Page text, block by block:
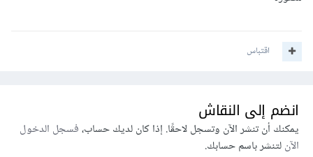
اقتباس
انضم إلى النقاش
يمكنك أن تنشر الآن وتسجل لاحقًا. إذا كان لديك حساب،فسجل الدخول
الآنلتنشر باسم حسابك.